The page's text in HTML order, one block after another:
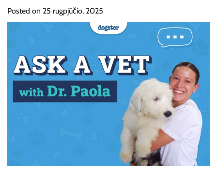
Posted on 25 rugpjūčio, 2025